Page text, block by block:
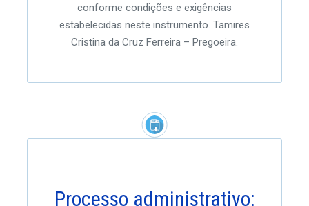
conforme condições e exigências
estabelecidas neste instrumento. Tamires
Cristina da Cruz Ferreira – Pregoeira.
Processo administrativo: